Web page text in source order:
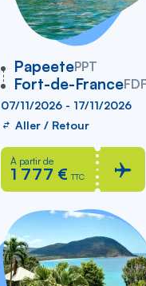
PapeetePPT
vers
Fort-de-FranceFDF
07/11/2026 - 17/11/2026
Aller / Retour
À partir de
1 777 € TTC